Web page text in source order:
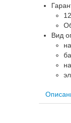
Вид